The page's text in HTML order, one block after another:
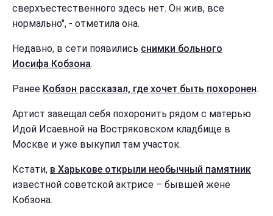
сверхъестественного здесь нет. Он жив, все
нормально", - отметила она.
Недавно, в сети появились снимки больного
Иосифа Кобзона.
Ранее Кобзон рассказал, где хочет быть похоронен.
Артист завещал себя похоронить рядом с матерью
Идой Исаевной на Востряковском кладбище в
Москве и уже выкупил там участок.
Кстати, в Харькове открыли необычный памятник
известной советской актрисе – бывшей жене
Кобзона.